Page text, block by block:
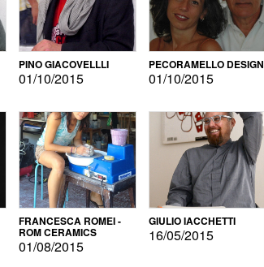
PINO GIACOVELLLI
01/10/2015
PECORAMELLO DESIGN
01/10/2015
FRANCESCA ROMEI -
ROM CERAMICS
01/08/2015
GIULIO IACCHETTI
16/05/2015